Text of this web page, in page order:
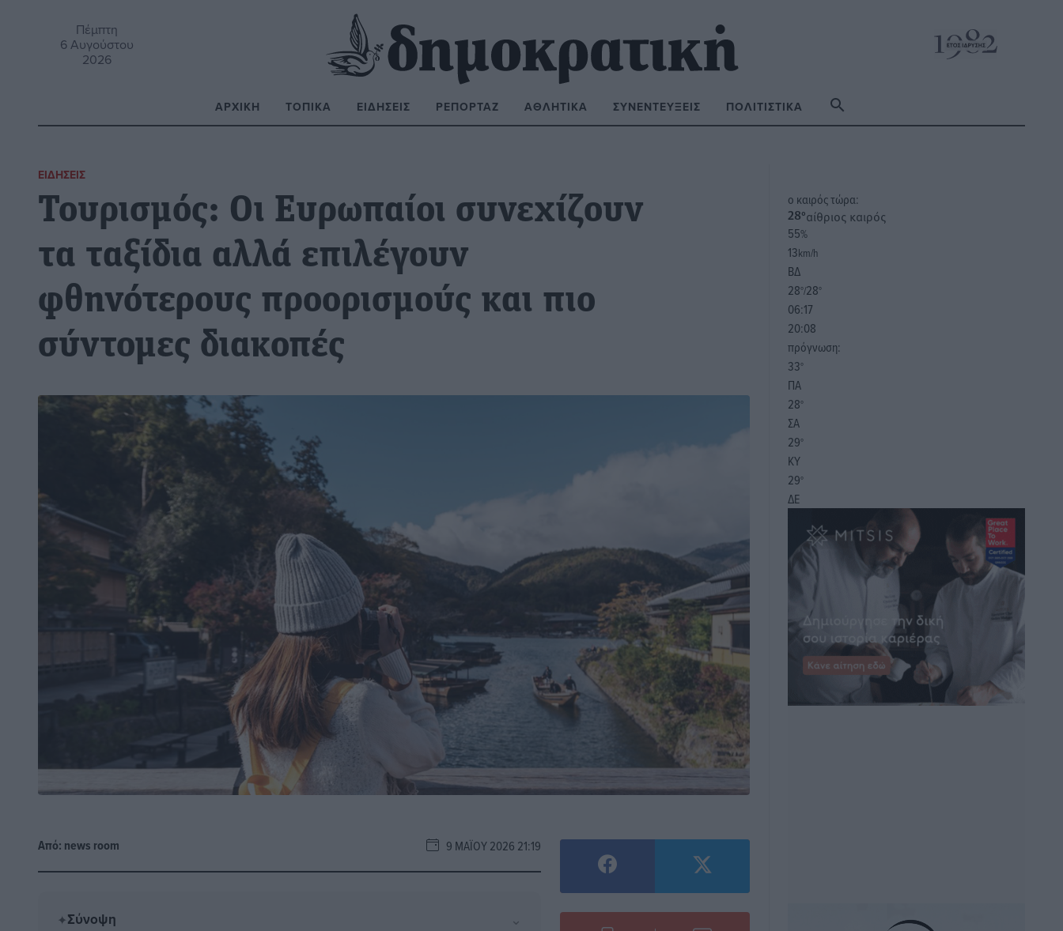
Πέμπτη
6 Αυγούστου
2026
ΑΡΧΙΚΉ ΤΟΠΙΚΆ ΕΙΔΉΣΕΙΣ ΡΕΠΟΡΤΆΖ ΑΘΛΗΤΙΚΆ ΣΥΝΕΝΤΕΎΞΕΙΣ ΠΟΛΙΤΙΣΤΙΚΆ
ΕΙΔΉΣΕΙΣ
Τουρισμός: Οι Ευρωπαίοι συνεχίζουν
τα ταξίδια αλλά επιλέγουν
φθηνότερους προορισμούς και πιο
σύντομες διακοπές
Από: news room 9 ΜΑΪ́ΟΥ 2026 21:19
✦Σύνοψη ⌄
o καιρός τώρα:
28°αίθριος καιρός
55%
13km/h
ΒΔ
28°/28°
06:17
20:08
πρόγνωση:
33°
ΠΑ
28°
ΣΑ
29°
ΚΥ
29°
ΔΕ